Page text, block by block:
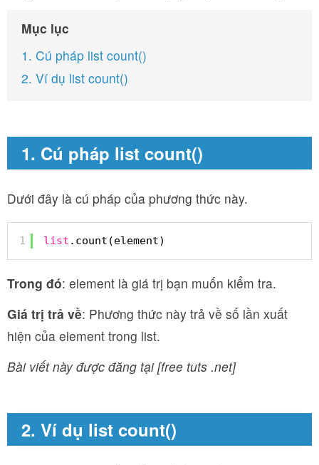
Mục lục
1. Cú pháp list count()
2. Ví dụ list count()
1. Cú pháp list count()
Dưới đây là cú pháp của phương thức này.
1 list .count(element)
Trong đó: element là giá trị bạn muốn kiểm tra.
Giá trị trả về: Phương thức này trả về số lần xuất
hiện của element trong list.
Bài viết này được đăng tại [free tuts .net]
2. Ví dụ list count()